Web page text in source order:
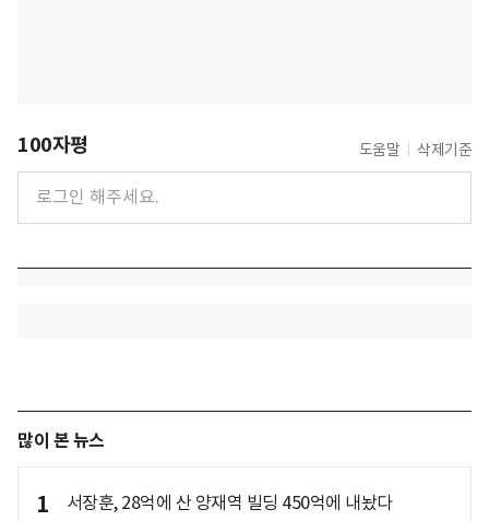
100자평 도움말 삭제기준
많이 본 뉴스
1 서장훈, 28억에 산 양재역 빌딩 450억에 내놨다